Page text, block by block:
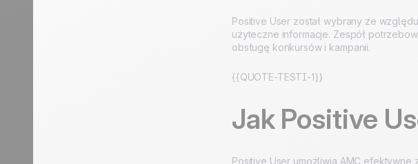
Positive User został wybrany ze
użyteczne informacje. Zespół
obsługę konkursów i kampanii.
{{QUOTE-TESTI-1}}
Jak Positive
Positive User umożliwia AMC efektywne